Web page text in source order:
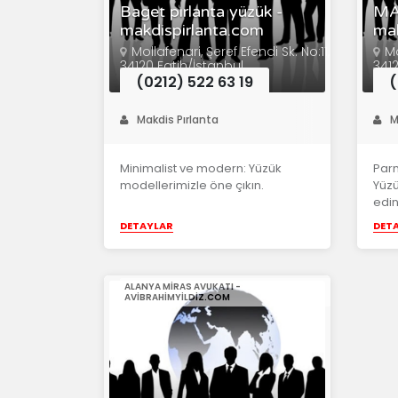
Baget pırlanta yüzük -
makdispirlanta.com
Mollafenari, Şeref Efendi Sk. No:11,
34120 Fatih/İstanbul
(0212) 522 63 19
Makdis Pırlanta
Minimalist ve modern: Yüzük
modellerimizle öne çıkın.
DETAYLAR
ALANYA MIRAS AVUKATI -
AVIBRAHIMYILDIZ.COM